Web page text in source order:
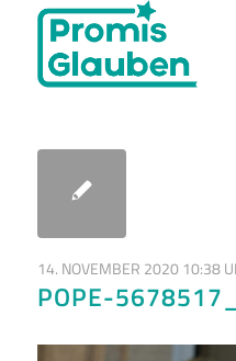
14. NOVEMBER 2020 10:38
POPE-